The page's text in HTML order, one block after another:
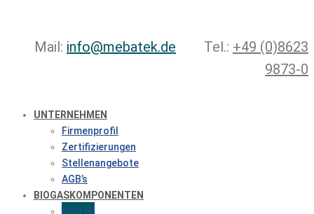
Mail: info@mebatek.de Tel.: +49 (0)8623
9873-0
UNTERNEHMEN
Firmenprofil
Zertifizierungen
Stellenangebote
AGB’s
BIOGASKOMPONENTEN
Rühren